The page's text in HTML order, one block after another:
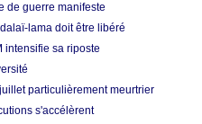
de guerre manifeste
lama doit être libéré
intensifie sa riposte
particulièrement meurtrier
s'accélèrent